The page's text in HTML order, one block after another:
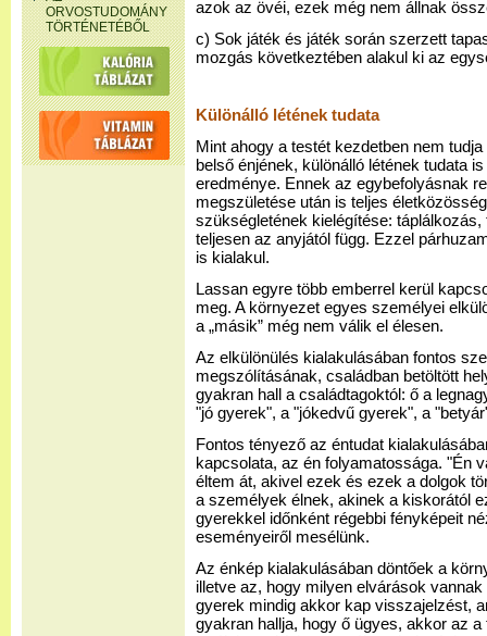
ORVOSTUDOMÁNY
TÖRTÉNETÉBŐL
azok az övéi, ezek még nem állnak
c) Sok játék és játék során szerzett
mozgás következtében alakul ki az
Különálló létének tudata
Mint ahogy a testét kezdetben nem
belső énjének, különálló létének tudata
eredménye. Ennek az egybefolyásnak
megszületése után is teljes
szükségletének kielégítése:
teljesen az anyjától függ. Ezzel
is kialakul.
Lassan egyre több emberrel kerül
meg. A környezet egyes személyei
a „másik” még nem válik el élesen.
Az elkülönülés kialakulásában fontos
megszólításának, családban betöltött
gyakran hall a családtagoktól: ő a
"jó gyerek", a "jókedvű gyerek", a
Fontos tényező az éntudat
kapcsolata, az én folyamatossága. "Én
éltem át, akivel ezek és ezek a dolgok
a személyek élnek, akinek a kiskorától
gyerekkel időnként régebbi fényképeit
eseményeiről mesélünk.
Az énkép kialakulásában döntőek a
illetve az, hogy milyen elvárások
gyerek mindig akkor kap visszajelzést,
gyakran hallja, hogy ő ügyes, akkor az